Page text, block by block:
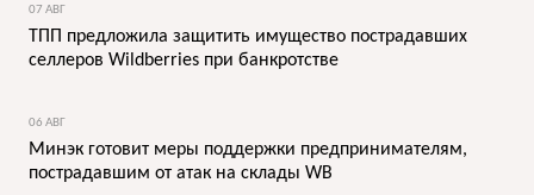
07 АВГ
ТПП предложила защитить имущество пострадавших
селлеров Wildberries при банкротстве
06 АВГ
Минэк готовит меры поддержки предпринимателям,
пострадавшим от атак на склады WB